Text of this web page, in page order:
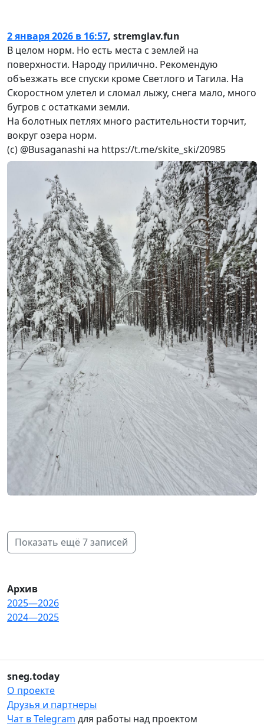
2 января 2026 в 16:57, stremglav.fun
В целом норм. Но есть места с землей на
поверхности. Народу прилично. Рекомендую
объезжать все спуски кроме Светлого и Тагила. На
Скоростном улетел и сломал лыжу, снега мало, много
бугров с остатками земли.
На болотных петлях много растительности торчит,
вокруг озера норм.
(с) @Busaganashi на https://t.me/skite_ski/20985
Показать ещё 7 записей
Архив
2025—2026
2024—2025
sneg.today
О проекте
Друзья и партнеры
Чат в Telegram для работы над проектом